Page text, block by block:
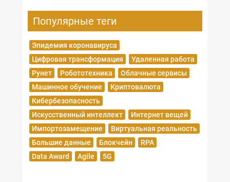
Популярные теги
Эпидемия коронавируса
Цифровая трансформация
Удаленная работа
Рунет
Робототехника
Облачные сервисы
Машинное обучение
Криптовалюта
Кибербезопасность
Искусственный интеллект
Интернет вещей
Импортозамещение
Виртуальная реальность
Большие данные
Блокчейн
RPA
Data Award
Agile 5G